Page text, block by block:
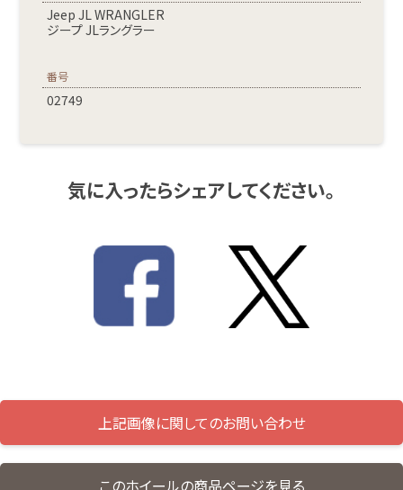
Jeep JL WRANGLER
ジープ JLラングラー
番号
02749
気に入ったらシェアしてください。
上記画像に関してのお問い合わせ
このホイールの商品ページを見る